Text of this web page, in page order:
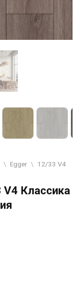
\ Egger \ 12/33 V4
Классика